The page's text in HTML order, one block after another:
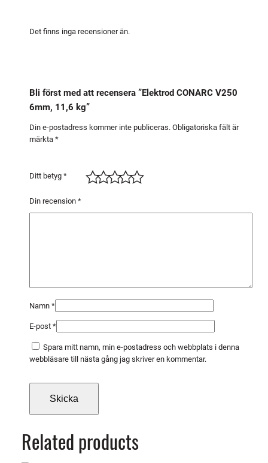
Det finns inga recensioner än.
Bli först med att recensera ”Elektrod CONARC V250
6mm, 11,6 kg”
Din e-postadress kommer inte publiceras. Obligatoriska fält är
märkta *
Ditt betyg *
Din recension *
Namn *
E-post *
Spara mitt namn, min e-postadress och webbplats i denna
webbläsare till nästa gång jag skriver en kommentar.
Related products